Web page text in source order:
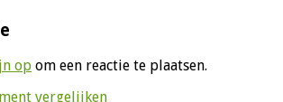
op om een reactie te plaatsen.